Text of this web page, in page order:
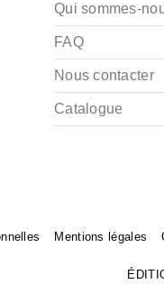
Qui sommes-
FAQ
Nous contacter
Catalogue
Mentions légales